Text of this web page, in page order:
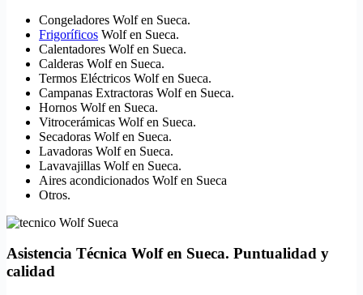
Congeladores Wolf en Sueca.
Frigoríficos Wolf en Sueca.
Calentadores Wolf en Sueca.
Calderas Wolf en Sueca.
Termos Eléctricos Wolf en Sueca.
Campanas Extractoras Wolf en Sueca.
Hornos Wolf en Sueca.
Vitrocerámicas Wolf en Sueca.
Secadoras Wolf en Sueca.
Lavadoras Wolf en Sueca.
Lavavajillas Wolf en Sueca.
Aires acondicionados Wolf en Sueca
Otros.
Asistencia Técnica Wolf en Sueca. Puntualidad y
calidad